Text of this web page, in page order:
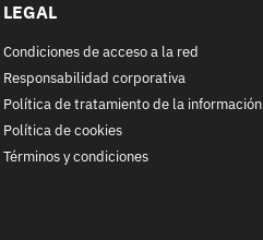
LEGAL
Condiciones de acceso a la red
Responsabilidad corporativa
Política de tratamiento de la información
Política de cookies
Términos y condiciones